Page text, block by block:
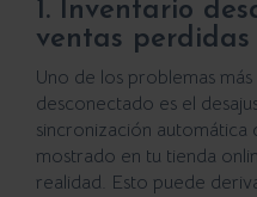
1. Inventario
ventas perdidas
Uno de los problemas
desconectado es el
sincronización automática
mostrado en tu tienda
realidad. Esto puede